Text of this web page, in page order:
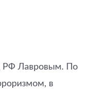
РФ Лавровым. По
в